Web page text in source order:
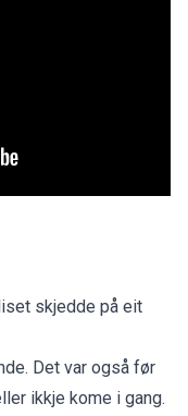
skjedde på eit
Det var også før
ikkje kome i gang.